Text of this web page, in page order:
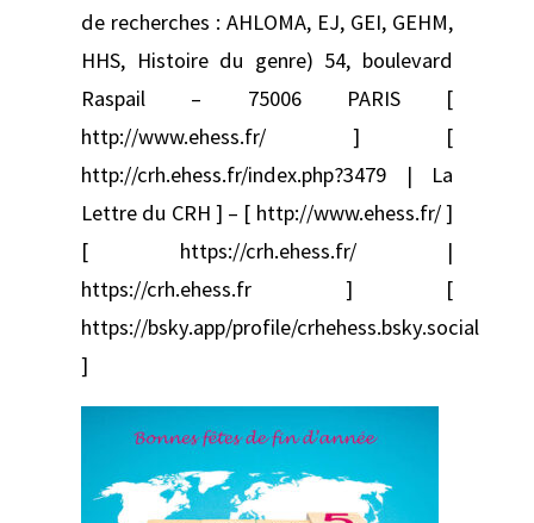
de recherches : AHLOMA, EJ, GEI, GEHM,
HHS, Histoire du genre) 54, boulevard
Raspail – 75006 PARIS [
http://www.ehess.fr/ ] [
http://crh.ehess.fr/index.php?3479 | La
Lettre du CRH ] – [ http://www.ehess.fr/ ]
[ https://crh.ehess.fr/ |
https://crh.ehess.fr ] [
https://bsky.app/profile/crhehess.bsky.social
]